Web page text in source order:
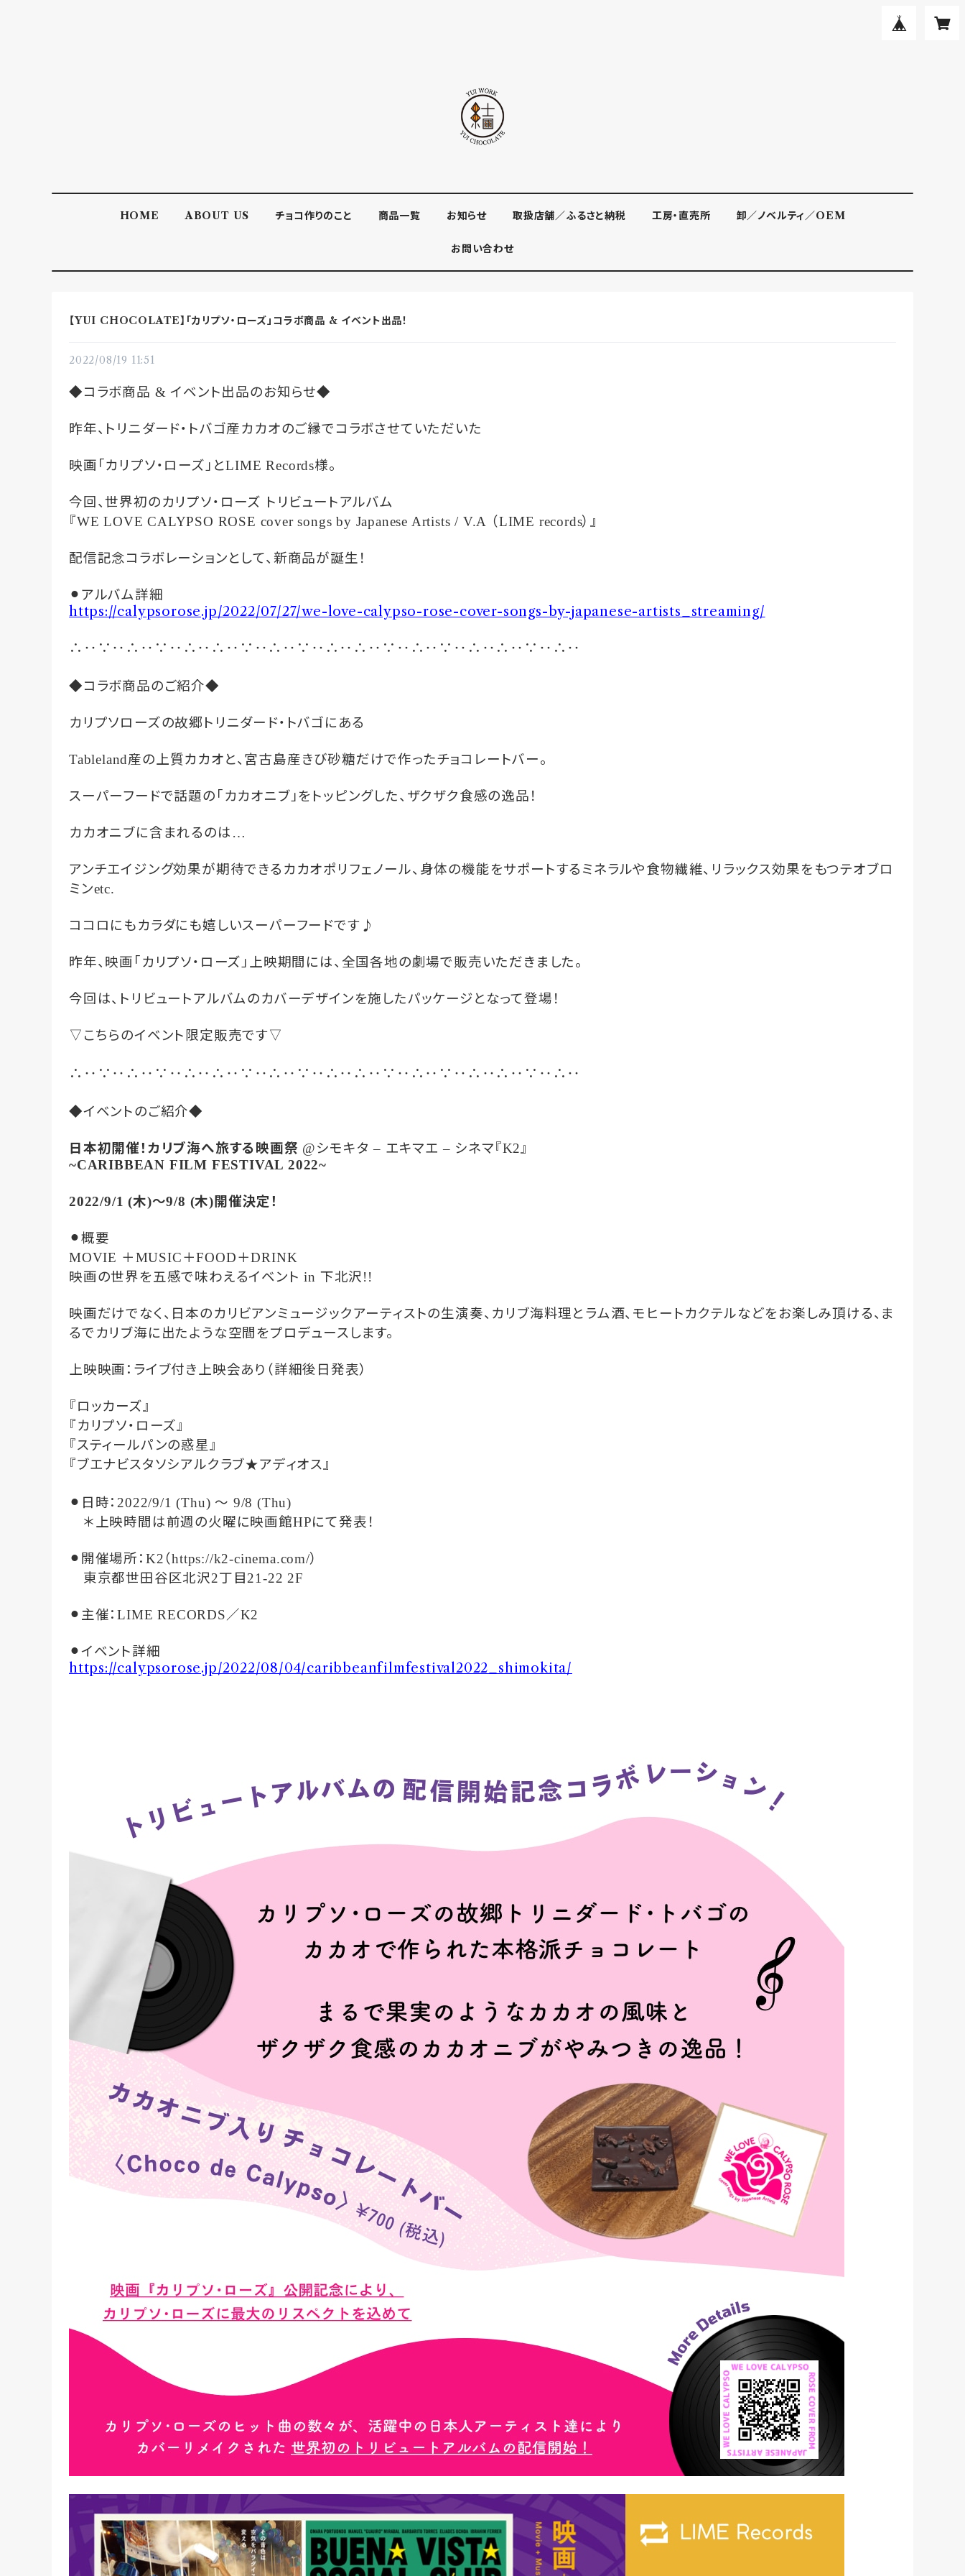
HOME ABOUT US チョコ作りのこと 商品一覧 お知らせ 取扱店舗／ふるさと納税 工房・直売所 卸／ノベルティ／OEM
お問い合わせ
【YUI CHOCOLATE】「カリプソ・ローズ」コラボ商品 & イベント出品！
2022/08/19 11:51
◆コラボ商品 &イベント出品のお知らせ◆
昨年、トリニダード・トバゴ産カカオのご縁でコラボさせていただいた
映画「カリプソ・ローズ」とLIME Records様。
今回、世界初のカリプソ・ローズ トリビュートアルバム
『WE LOVE CALYPSO ROSE cover songs by Japanese Artists / V.A （LIME records）』
配信記念コラボレーションとして、新商品が誕生！
⚫︎アルバム詳細
https://calypsorose.jp/2022/07/27/we-love-calypso-rose-cover-songs-by-japanese-artists_streaming/
∴ ‥ ∵ ‥ ∴ ‥ ∵ ‥ ∴ ‥ ∴ ‥ ∵ ‥ ∴ ‥ ∵ ‥ ∴ ‥ ∴ ‥ ∵ ‥ ∴ ‥ ∵ ‥ ∴ ‥ ∴ ‥ ∵ ‥ ∴ ‥
◆コラボ商品のご紹介◆
カリプソローズの故郷トリニダード・トバゴにある
Tableland産の上質カカオと、宮古島産きび砂糖だけで作ったチョコレートバー。
スーパーフードで話題の「カカオニブ」をトッピングした、ザクザク食感の逸品！
カカオニブに含まれるのは …
アンチエイジング効果が期待できるカカオポリフェノール、身体の機能をサポートするミネラルや食物繊維、リラックス効果をもつテオブロ
ミンetc.
ココロにもカラダにも嬉しいスーパーフードです♪
昨年、映画「カリプソ・ローズ」上映期間には、全国各地の劇場で販売いただきました。
今回は、トリビュートアルバムのカバーデザインを施したパッケージとなって登場！
▽ こちらのイベント限定販売です▽
∴ ‥ ∵ ‥ ∴ ‥ ∵ ‥ ∴ ‥ ∴ ‥ ∵ ‥ ∴ ‥ ∵ ‥ ∴ ‥ ∴ ‥ ∵ ‥ ∴ ‥ ∵ ‥ ∴ ‥ ∴ ‥ ∵ ‥ ∴ ‥
◆イベントのご紹介◆
日本初開催！カリブ海へ旅する映画祭 @シモキタ – エキマエ – シネマ『K2』
~CARIBBEAN FILM FESTIVAL 2022~
2022/9/1 (木)〜9/8 (木)開催決定！
⚫︎概要
MOVIE ＋MUSIC＋FOOD＋DRINK
映画の世界を五感で味わえるイベント in 下北沢!!
映画だけでなく、日本のカリビアンミュージックアーティストの生演奏、カリブ海料理とラム酒、モヒートカクテルなどをお楽しみ頂ける、ま
るでカリブ海に出たような空間をプロデュースします。
上映映画：ライブ付き上映会あり（詳細後日発表）
『ロッカーズ』
『カリプソ・ローズ』
『スティールパンの惑星』
『ブエナビスタソシアルクラブ★アディオス』
⚫︎日時：2022/9/1 (Thu) 〜 9/8 (Thu)
＊上映時間は前週の火曜に映画館HPにて発表！
⚫︎開催場所： K2 （https://k2-cinema.com/）
東京都世田谷区北沢2丁目21-22 2F
⚫︎主催：LIME RECORDS／K2
⚫︎イベント詳細
https://calypsorose.jp/2022/08/04/caribbeanfilmfestival2022_shimokita/